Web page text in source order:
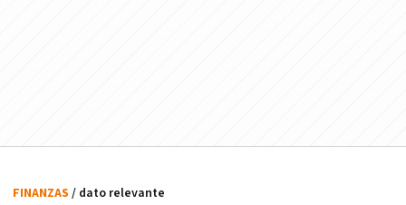
FINANZAS / dato relevante